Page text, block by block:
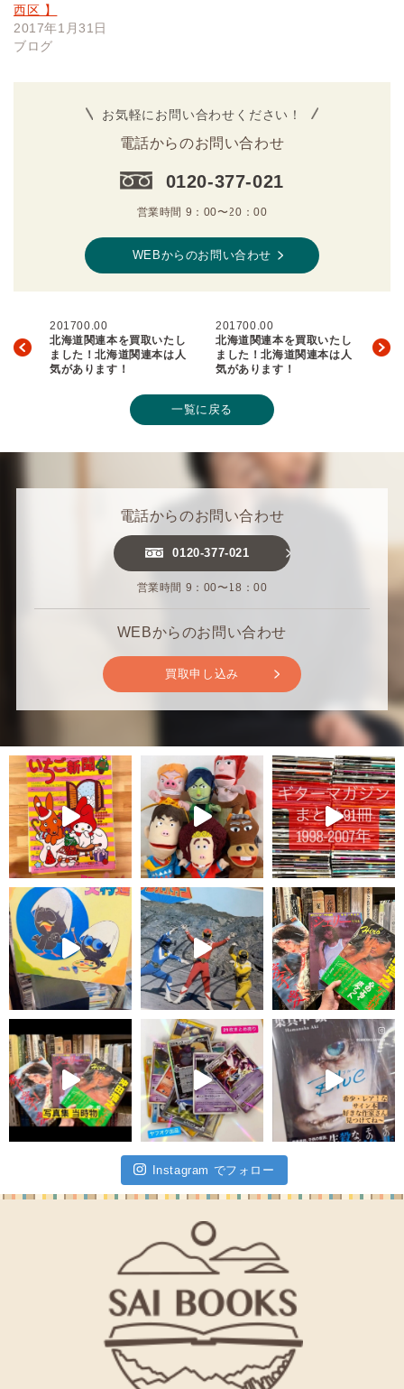
西区 】
2017年1月31日
ブログ
お気軽にお問い合わせください！
電話からのお問い合わせ
0120-377-021
営業時間 9：00〜20：00
WEBからのお問い合わせ
201700.00
北海道関連本を買取いたし
ました！北海道関連本は人
気があります！
201700.00
北海道関連本を買取いたし
ました！北海道関連本は人
気があります！
一覧に戻る
電話からのお問い合わせ
0120-377-021
営業時間 9：00〜18：00
WEBからのお問い合わせ
買取申し込み
Instagram でフォロー